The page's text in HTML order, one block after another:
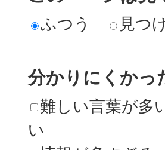
ふつう 見つ
分かりにくかっ
難しい言葉が多
い